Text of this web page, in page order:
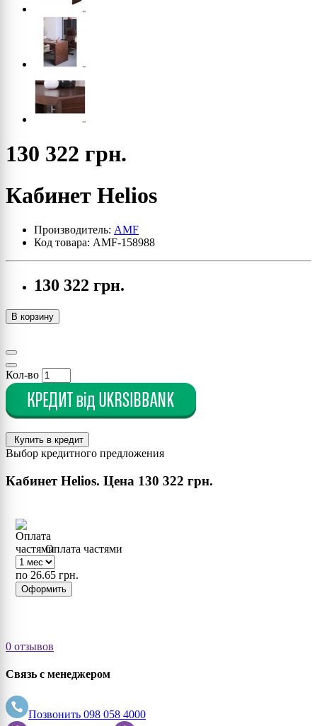
130 322 грн.
Кабинет Helios
Производитель: AMF
Код товара: AMF-158988
130 322 грн.
В корзину
Кол-во
Купить в кредит
Выбор кредитного предложения
Кабинет Helios. Цена 130 322 грн.
Оплата частями
по 26.65 грн.
Оформить
0 отзывов
Связь с менеджером
Позвонить 098 058 4000